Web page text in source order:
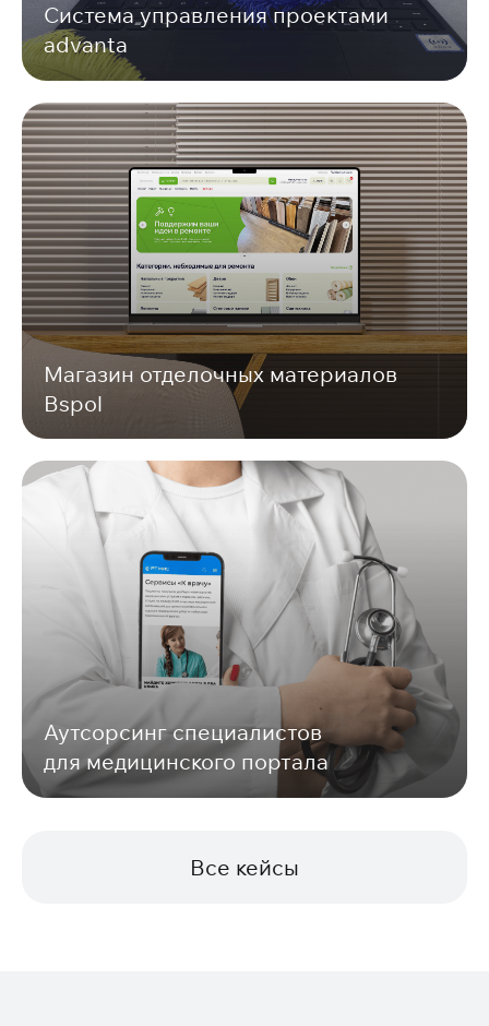
Система управления проектами
advanta
Магазин отделочных материалов
Bspol
Аутсорсинг специалистов
для медицинского портала
Все кейсы